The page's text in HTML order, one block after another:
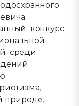
среди
природе,